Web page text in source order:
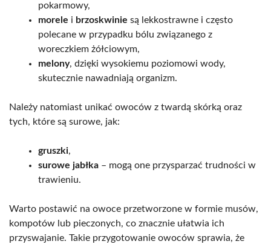
pokarmowy,
morele i brzoskwinie są lekkostrawne i często
polecane w przypadku bólu związanego z
woreczkiem żółciowym,
melony, dzięki wysokiemu poziomowi wody,
skutecznie nawadniają organizm.
Należy natomiast unikać owoców z twardą skórką oraz
tych, które są surowe, jak:
gruszki,
surowe jabłka – mogą one przysparzać trudności w
trawieniu.
Warto postawić na owoce przetworzone w formie musów,
kompotów lub pieczonych, co znacznie ułatwia ich
przyswajanie. Takie przygotowanie owoców sprawia, że